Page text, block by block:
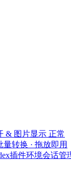
& 图片显示 正常
量转换 · 拖放即用
插件环境会话管